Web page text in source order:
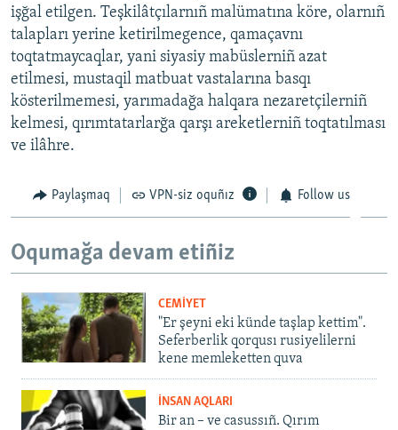
işğal etilgen. Teşkilâtçılarnıñ malümatına köre, olarnıñ
talapları yerine ketirilmegence, qamaçavnı
toqtatmaycaqlar, yani siyasiy mabüslerniñ azat
etilmesi, mustaqil matbuat vastalarına basqı
kösterilmemesi, yarımadağa halqara nezaretçilerniñ
kelmesi, qırımtatarlarğa qarşı areketlerniñ toqtatılması
ve ilâhre.
Paylaşmaq VPN-siz oquñız Follow us
Oqumağa devam etiñiz
CEMİYET
"Er şeyni eki künde taşlap kettim".
Seferberlik qorqusı rusiyelilerni
kene memleketten quva
İNSAN AQLARI
Bir an – ve casussıñ. Qırım